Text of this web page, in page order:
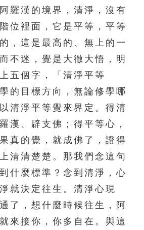
羅漢的境界，清淨，沒有
位裡面，它是平等，平等
，這是最高的、無上的一
不迷，覺是大徹大悟，明
五個字，「清淨平等
的目標方向，無論修學哪
清淨平等覺來界定。得清
漢、辟支佛；得平等心，
真的覺，就成佛了，證得
清清楚楚。那我們念這句
什麼標準？念到清淨，心
就決定往生。清淨心現
了，想什麼時候往生，阿
來接你，你多自在。與這